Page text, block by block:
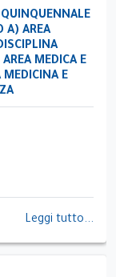
A) AREA
MEDICA E
MEDICINA E
Leggi tutto...